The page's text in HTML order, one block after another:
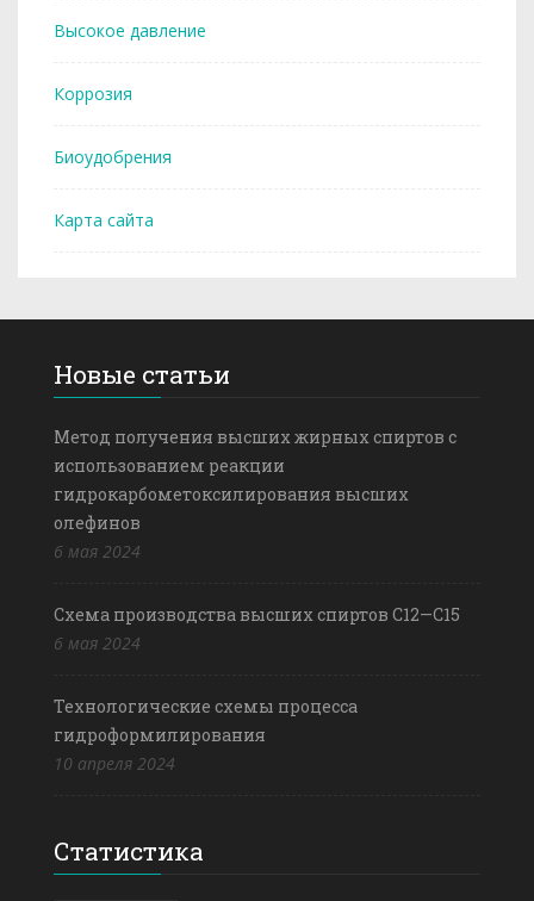
Высокое давление
Коррозия
Биоудобрения
Карта сайта
Новые статьи
Метод получения высших жирных спиртов с
использованием реакции
гидрокарбометоксилирования высших
олефинов
6 мая 2024
Схема производства высших спиртов С12—С15
6 мая 2024
Технологические схемы процесса
гидроформилирования
10 апреля 2024
Статистика